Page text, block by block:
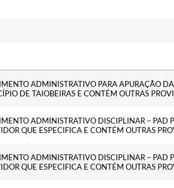
ADMINISTRATIVO PARA APURAÇÃO
DE TAIOBEIRAS E CONTÉM OUTRAS
ADMINISTRATIVO DISCIPLINAR – PAD
QUE ESPECIFICA E CONTÉM OUTRAS
ADMINISTRATIVO DISCIPLINAR – PAD
QUE ESPECIFICA E CONTÉM OUTRAS